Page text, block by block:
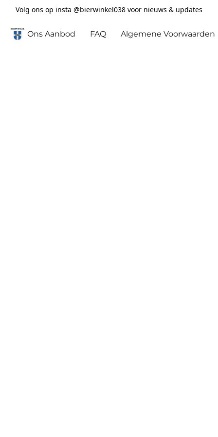
Volg ons op insta @bierwinkel038 voor nieuws & updates
Ons Aanbod FAQ Algemene Voorwaarden